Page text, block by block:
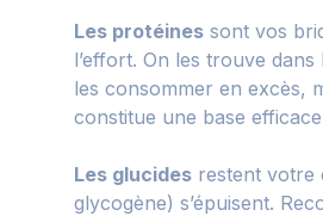
Les protéines sont vos
l’effort. On les trouve
les consommer en excès,
constitue une base
Les glucides restent votre
glycogène) s’épuisent.